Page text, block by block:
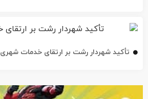
تأکید شهردار رشت بر ارتقای خدمات شهری